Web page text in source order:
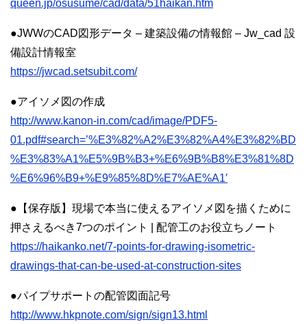
queen.jp/osusume/cad/data/51haikan.htm
●JWWのCAD図形データ – 建築設備の情報館 – Jw_cad 設
備設計情報室
https://jwcad.setsubit.com/
●アイソメ図の作成
http://www.kanon-in.com/cad/image/PDF5-
01.pdf#search=’%E3%82%A2%E3%82%A4%E3%82%BD
%E3%83%A1%E5%9B%B3+%E6%9B%B8%E3%81%8D
%E6%96%B9+%E9%85%8D%E7%AE%A1′
●【保存版】現場で本当に使えるアイソメ図を描くために
押さえるべき7つのポイント | 配管工のお役立ちノート
https://haikanko.net/7-points-for-drawing-isometric-
drawings-that-can-be-used-at-construction-sites
●パイプサポートの配管図面記号
http://www.hkpnote.com/sign/sign13.html